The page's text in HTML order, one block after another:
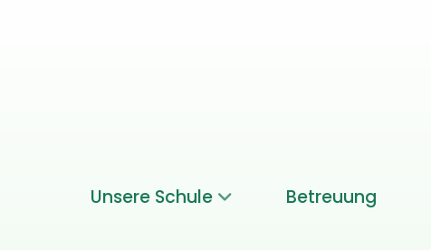
Unsere Schule Betreuung